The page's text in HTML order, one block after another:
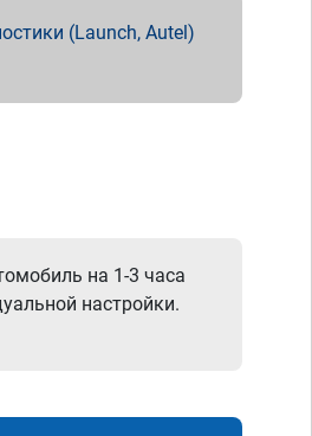
(Launch, Autel)
на 1-3 часа
настройки.